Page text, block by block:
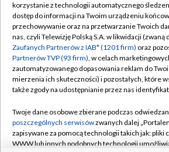
TVP
Abonament TVP
Emisja w TVP
Centrum informacji TVP
Naziemna Telewizja Cyfrowa
Rada Programowa
System NOS
Regulamin TVP
Polityka
Moje zgody
Pomoc
Kontakt
korzystanie z technologii automatycznego
dostęp do informacji na Twoim urządzeniu
przechowywanie oraz na przetwarzanie Twoich
nas, czyli Telewizję Polską S.A. w likwidacji (zwaną
Zaufanych Partnerów z IAB* (1201 firm) oraz
Partnerów TVP (93 firm), w celach
zautomatyzowanego dopasowania reklam do
mierzenia ich skuteczności) i pozostałych, które
także zgody na udostępnianie przez nas
Twoje dane osobowe zbierane podczas
poszczególnych serwisówzwanych dalej
zapisywane za pomocą technologii takich jak: pliki
WWW lub innych podobnych technologii